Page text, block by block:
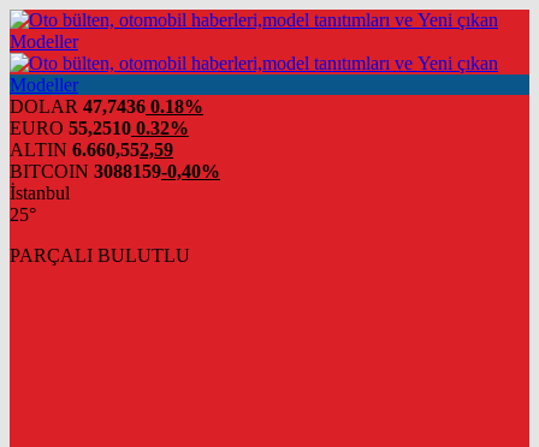
DOLAR 47,7436 0.18%
EURO 55,2510 0.32%
ALTIN 6.660,552,59
BITCOIN 3088159-0,40%
İstanbul
25°
PARÇALI BULUTLU